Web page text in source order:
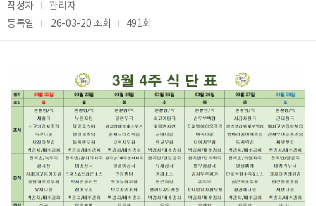
작성자
관리자
등록일
26-03-20조회 491회